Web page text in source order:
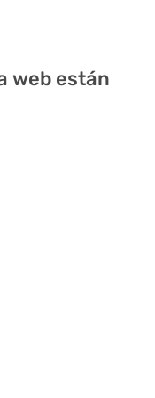
web están